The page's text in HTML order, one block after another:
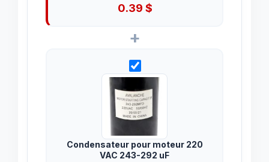
0.39$
+
Condensateur pour moteur 220
VAC 243-292 uF